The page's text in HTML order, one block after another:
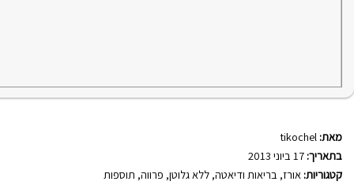
מאת: tikochel
בתאריך:
קטגוריות: אורז, בריאות ודיאטה, ללא גלוטן, פרווה, תוספות